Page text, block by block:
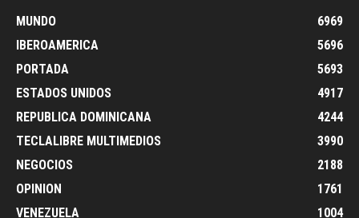
MUNDO
6969
IBEROAMERICA
5696
PORTADA
5693
ESTADOS UNIDOS
4917
REPUBLICA DOMINICANA
4244
TECLALIBRE MULTIMEDIOS
3990
NEGOCIOS
2188
OPINION
1761
VENEZUELA
1004